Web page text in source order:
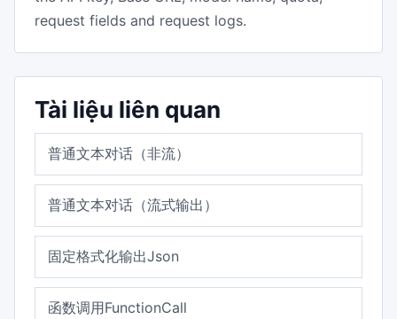
request fields and request logs.
Tài liệu liên quan
普通文本对话（非流）
普通文本对话（流式输出）
固定格式化输出Json
函数调用FunctionCall